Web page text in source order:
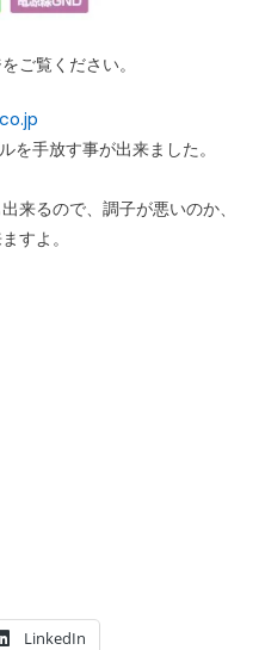
ご覧ください。
を手放す事が出来ました。
来るので、調子が悪いのか、
すよ。
LinkedIn